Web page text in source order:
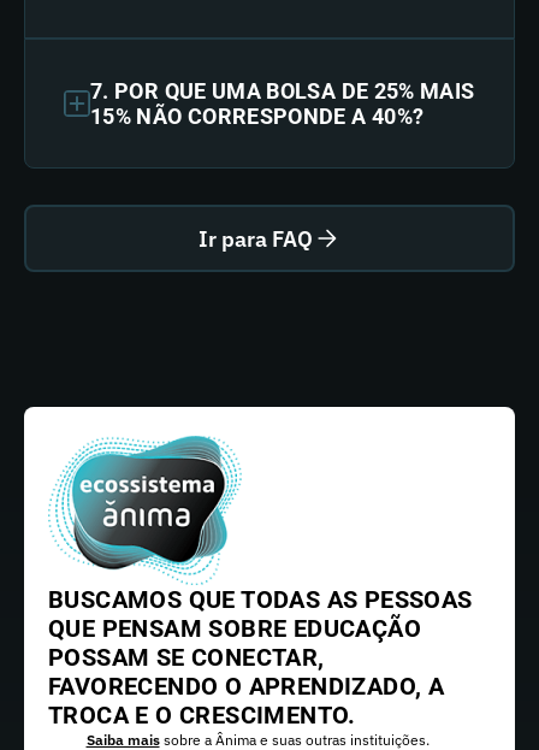
7. POR QUE UMA BOLSA DE 25% MAIS
15% NÃO CORRESPONDE A 40%?
Ir para FAQ
BUSCAMOS QUE TODAS AS PESSOAS
QUE PENSAM SOBRE EDUCAÇÃO
POSSAM SE CONECTAR,
FAVORECENDO O APRENDIZADO, A
TROCA E O CRESCIMENTO.
Saiba maissobre a Ânima e suas outras instituições.